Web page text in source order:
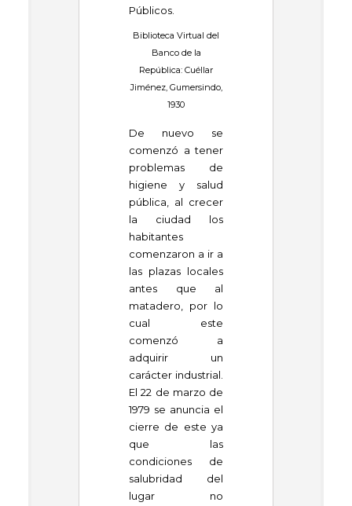
Públicos.
Biblioteca Virtual del
Banco de la
República: Cuéllar
Jiménez, Gumersindo,
1930
De nuevo se
comenzó a tener
problemas de
higiene y salud
pública, al crecer
la ciudad los
habitantes
comenzaron a ir a
las plazas locales
antes que al
matadero, por lo
cual este
comenzó a
adquirir un
carácter industrial.
El 22 de marzo de
1979 se anuncia el
cierre de este ya
que las
condiciones de
salubridad del
lugar no